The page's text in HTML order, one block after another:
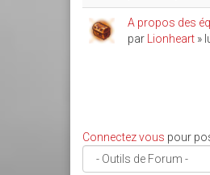
A propos des
par
Lionheart »
Connectez vous pour